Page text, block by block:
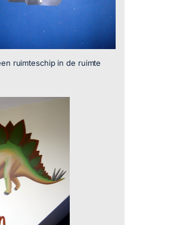
ruimteschip in de ruimte